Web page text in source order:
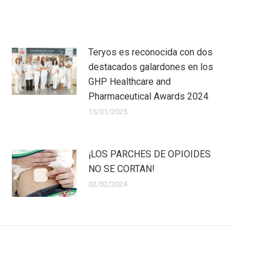
Teryos es reconocida con dos
destacados galardones en los
GHP Healthcare and
Pharmaceutical Awards 2024
15/01/2025
¡LOS PARCHES DE OPIOIDES
NO SE CORTAN!
02/02/2024